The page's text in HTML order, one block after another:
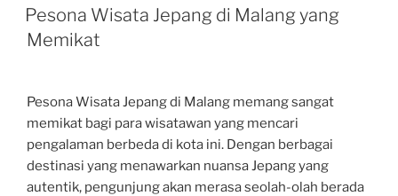
ON
Pesona Wisata Jepang di Malang yang
Memikat
Pesona Wisata Jepang di Malang memang sangat
memikat bagi para wisatawan yang mencari
pengalaman berbeda di kota ini. Dengan berbagai
destinasi yang menawarkan nuansa Jepang yang
autentik, pengunjung akan merasa seolah-olah berada